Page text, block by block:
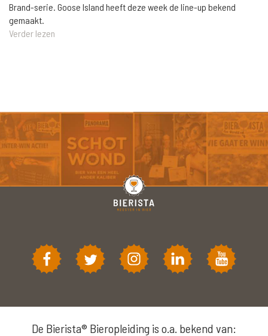
Brand-serie. Goose Island heeft deze week de line-up bekend
gemaakt.
Verder lezen
De Bierista® Bieropleiding is o.a. bekend van: